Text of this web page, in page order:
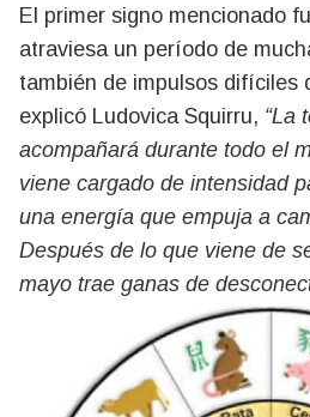
El primer signo mencionado
atraviesa un período de
también de impulsos difíciles
explicó Ludovica Squirru, “La
acompañará durante todo el
viene cargado de intensidad
una energía que empuja a
Después de lo que viene de
mayo trae ganas de